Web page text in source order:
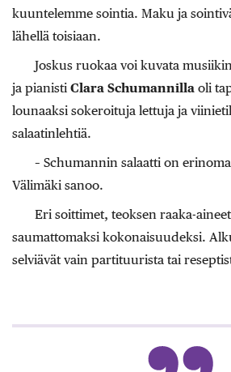
kuuntelemme sointia. Maku ja
lähellä toisiaan.
Joskus ruokaa voi kuvata
ja pianisti Clara Schumannilla oli
lounaaksi sokeroituja lettuja ja
salaatinlehtiä.
– Schumannin salaatti on
Välimäki sanoo.
Eri soittimet, teoksen raaka-
saumattomaksi kokonaisuudeksi.
selviävät vain partituurista tai